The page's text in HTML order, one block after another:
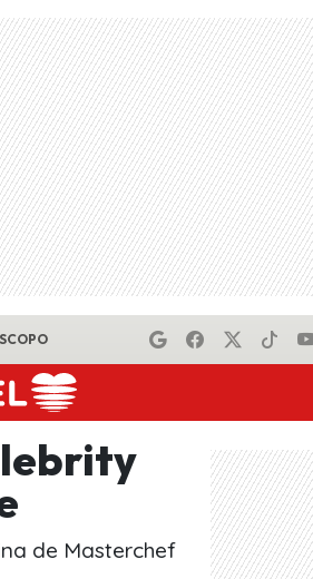
de Masterchef